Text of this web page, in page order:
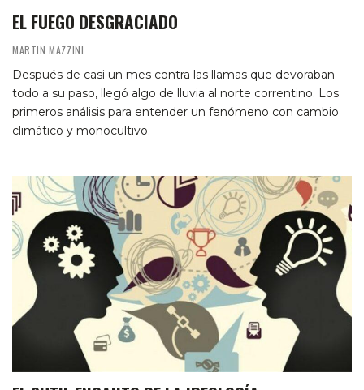
EL FUEGO DESGRACIADO
MARTIN MAZZINI
Después de casi un mes contra las llamas que devoraban
todo a su paso, llegó algo de lluvia al norte correntino. Los
primeros análisis para entender un fenómeno con cambio
climático y monocultivo.